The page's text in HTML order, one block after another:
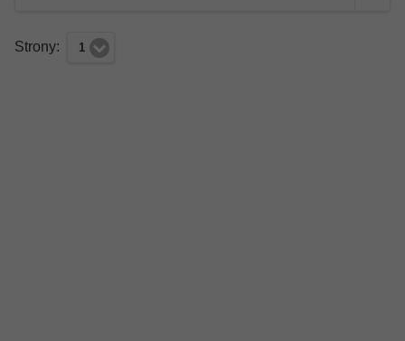
Strony: 1